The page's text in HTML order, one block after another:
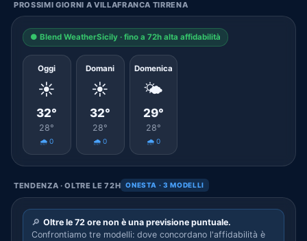
PROSSIMI GIORNI A VILLAFRANCA TIRRENA
● Blend WeatherSicily · fino a 72h alta affidabilità
Oggi
☀️
32°
28°
🌧️ 0
Domani
☀️
32°
28°
🌧️ 0
Domenica
🌤️
29°
28°
🌧️ 0
TENDENZA · OLTRE LE 72H ONESTA · 3 MODELLI
🔎 Oltre le 72 ore non è una previsione puntuale.
Confrontiamo tre modelli: dove concordano l'affidabilità è